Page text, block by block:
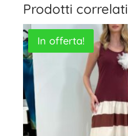
Prodotti correlati
In offerta!